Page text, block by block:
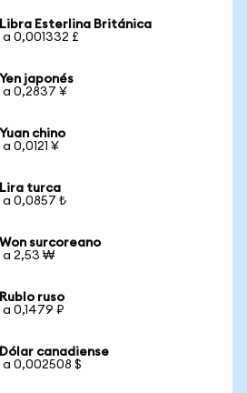
Esterlina Británica
0,001332 £
japonés
a 0,2837 ¥
chino
0,0121 ¥
turca
a 0,0857 ₺
surcoreano
a 2,53 ₩
ruso
0,1479 ₽
canadiense
a 0,002508 $